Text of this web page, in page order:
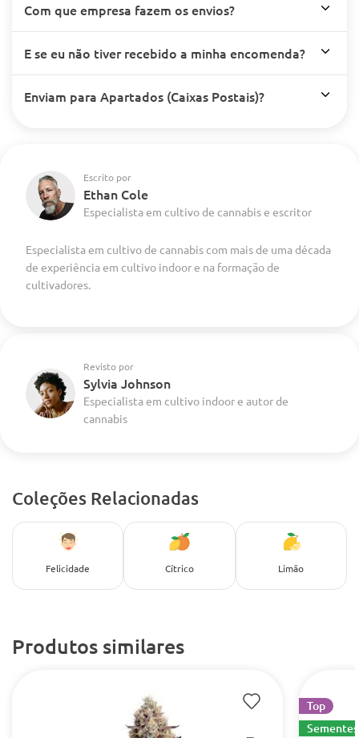
Com que empresa fazem os envios?
E se eu não tiver recebido a minha encomenda?
Enviam para Apartados (Caixas Postais)?
Escrito por
Ethan Cole
Especialista em cultivo de cannabis e escritor
Especialista em cultivo de cannabis com mais de uma década
de experiência em cultivo indoor e na formação de
cultivadores.
Revisto por
Sylvia Johnson
Especialista em cultivo indoor e autor de
cannabis
Coleções Relacionadas
Felicidade Cítrico Limão
Produtos similares
Top